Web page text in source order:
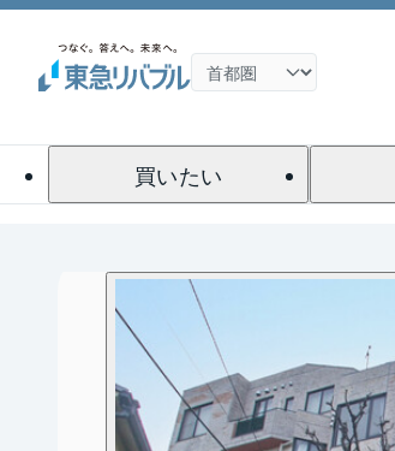
買いたい